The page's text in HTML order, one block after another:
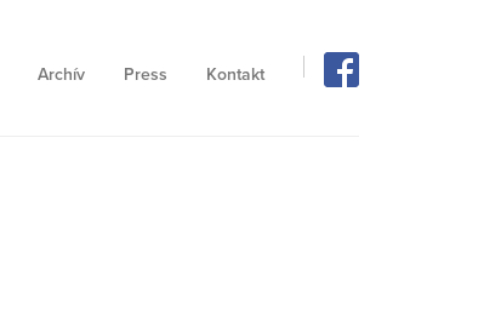
Archív Press Kontakt